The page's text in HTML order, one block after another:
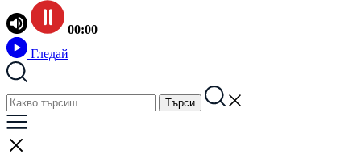
00:00
Гледай